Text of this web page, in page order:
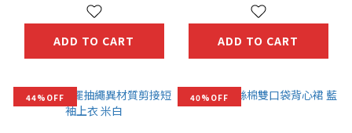
ADD TO CART ADD TO CART
44%OFF 40%OFF